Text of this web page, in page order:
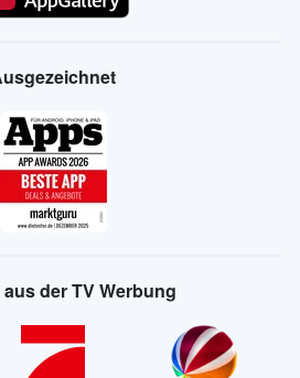
der TV Werbung